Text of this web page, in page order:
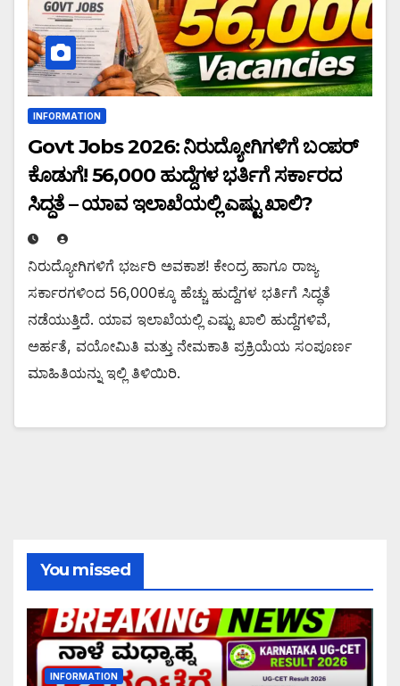
INFORMATION
Govt Jobs 2026: ನಿರುದ್ಯೋಗಿಗಳಿಗೆ ಬಂಪರ್
ಕೊಡುಗೆ! 56,000 ಹುದ್ದೆಗಳ ಭರ್ತಿಗೆ ಸರ್ಕಾರದ
ಸಿದ್ಧತೆ – ಯಾವ ಇಲಾಖೆಯಲ್ಲಿ ಎಷ್ಟು ಖಾಲಿ?
ನಿರುದ್ಯೋಗಿಗಳಿಗೆ ಭರ್ಜರಿ ಅವಕಾಶ! ಕೇಂದ್ರ ಹಾಗೂ ರಾಜ್ಯ
ಸರ್ಕಾರಗಳಿಂದ 56,000ಕ್ಕೂ ಹೆಚ್ಚು ಹುದ್ದೆಗಳ ಭರ್ತಿಗೆ ಸಿದ್ಧತೆ
ನಡೆಯುತ್ತಿದೆ. ಯಾವ ಇಲಾಖೆಯಲ್ಲಿ ಎಷ್ಟು ಖಾಲಿ ಹುದ್ದೆಗಳಿವೆ,
ಅರ್ಹತೆ, ವಯೋಮಿತಿ ಮತ್ತು ನೇಮಕಾತಿ ಪ್ರಕ್ರಿಯೆಯ ಸಂಪೂರ್ಣ
ಮಾಹಿತಿಯನ್ನು ಇಲ್ಲಿ ತಿಳಿಯಿರಿ.
You missed
INFORMATION